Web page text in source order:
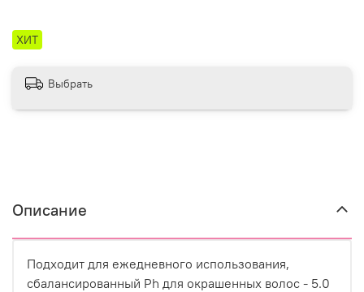
ХИТ
Выбрать
Описание
Подходит для ежедневного использования,
сбалансированный Ph для окрашенных волос - 5.0